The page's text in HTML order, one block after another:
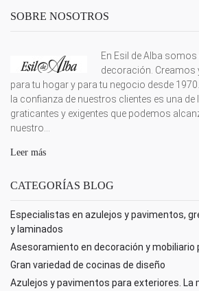
SOBRE NOSOTROS
En Esil de Alba
decoración.
para tu hogar y para tu negocio desde
la confianza de nuestros clientes es una
graticantes y exigentes que podemos
nuestro...
Leer más
CATEGORÍAS BLOG
Especialistas en azulejos y pavimentos,
y laminados
Asesoramiento en decoración y mobiliario
Gran variedad de cocinas de diseño
Azulejos y pavimentos para exteriores. La